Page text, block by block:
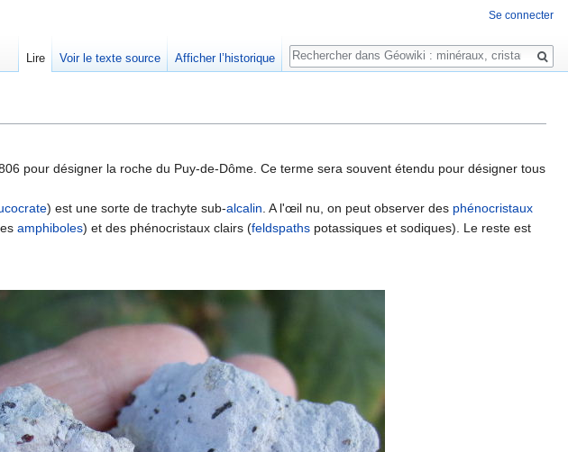
pour désigner la roche du Puy-de-Dôme. Ce terme sera souvent étendu pour désigner tous
) est une sorte de trachyte sub-alcalin . A l'œil nu, on peut observer des phénocristaux
amphiboles) et des phénocristaux clairs (feldspaths potassiques et sodiques). Le reste est
Se connecter
Lire Voir le texte source Afficher l’historique
Rechercher